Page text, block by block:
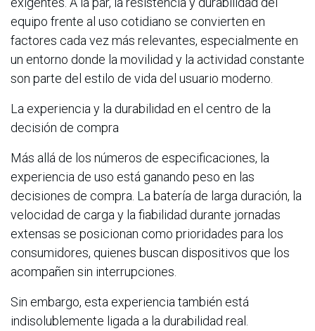
equipo frente al uso cotidiano se convierten en
factores cada vez más relevantes, especialmente en
un entorno donde la movilidad y la actividad constante
son parte del estilo de vida del usuario moderno.
La experiencia y la durabilidad en el centro de la
decisión de compra
Más allá de los números de especificaciones, la
experiencia de uso está ganando peso en las
decisiones de compra. La batería de larga duración, la
velocidad de carga y la fiabilidad durante jornadas
extensas se posicionan como prioridades para los
consumidores, quienes buscan dispositivos que los
acompañen sin interrupciones.
Sin embargo, esta experiencia también está
indisolublemente ligada a la durabilidad real.